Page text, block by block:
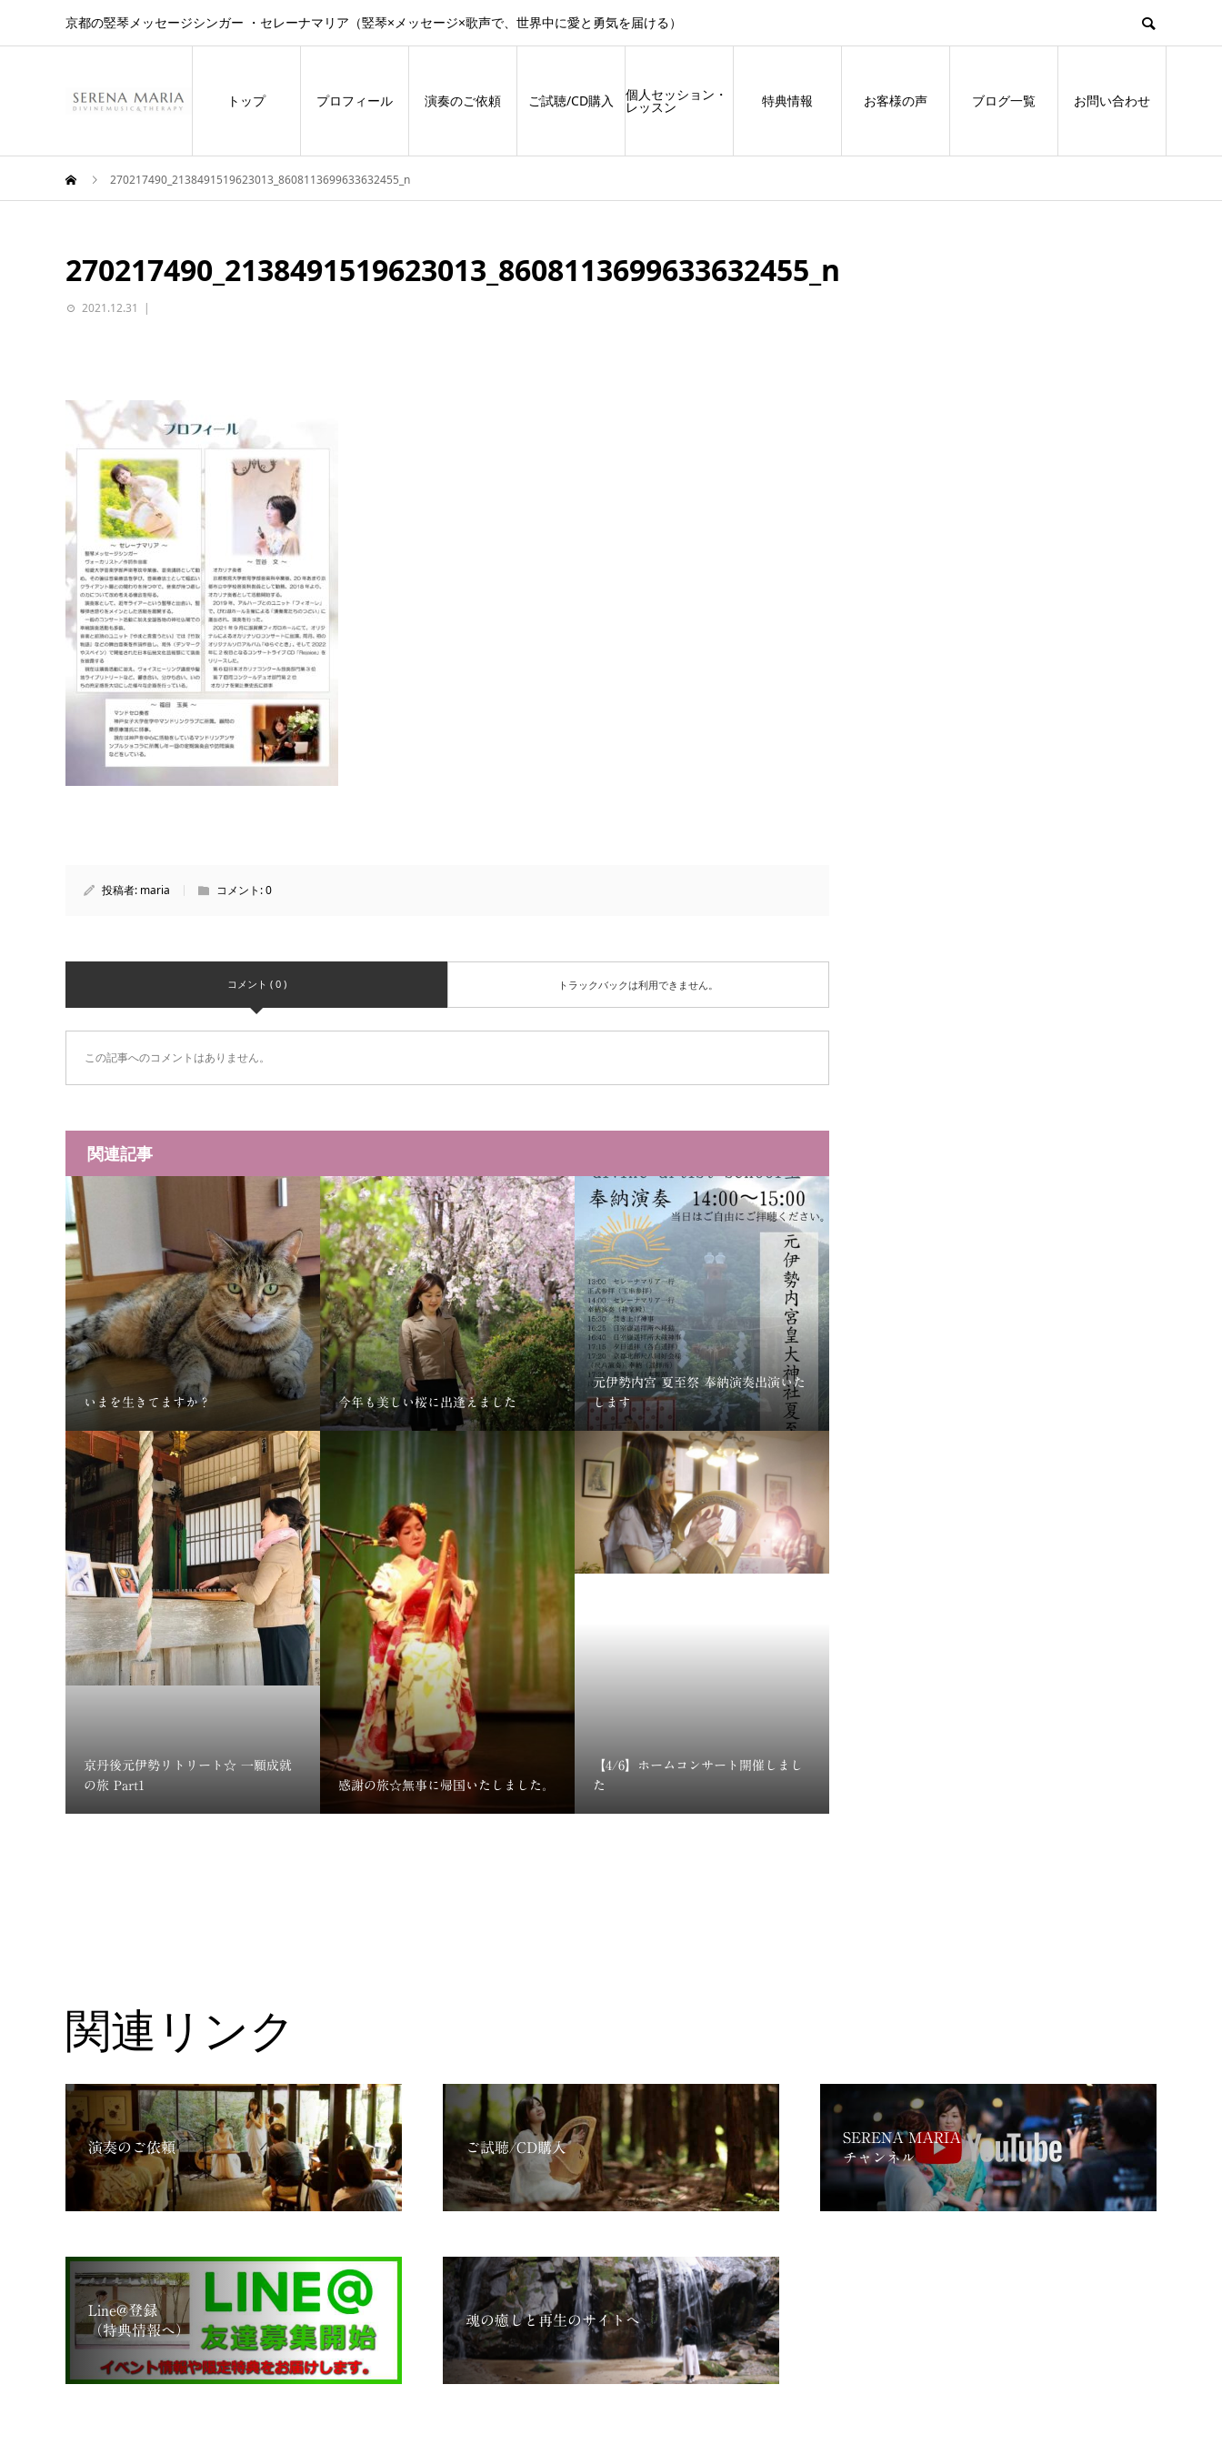
京都の竪琴メッセージシンガー ・セレーナマリア（竪琴×メッセージ×歌声で、世界中に愛と勇気を届ける）
トップ プロフィール 演奏のご依頼 ご試聴/CD購入 個人セッション・
レッスン 特典情報 お客様の声 ブログ一覧 お問い合わせ
270217490_2138491519623013_8608113699633632455_n
270217490_2138491519623013_8608113699633632455_n
2021.12.31
投稿者: maria コメント:0
コメント ( 0 ) トラックバックは利用できません。
この記事へのコメントはありません。
関連記事
いまを生きてますか？ 今年も美しい桜に出逢えました
元伊勢内宮 夏至祭 奉納演奏出演いた
します
京丹後元伊勢リトリート☆ 一願成就
の旅 Part1
感謝の旅☆無事に帰国いたしました。
【4/6】ホームコンサート開催しまし
た
関連リンク
演奏のご依頼 ご試聴/CD購入
SERENA MARIA
チャンネル
Line@登録
（特典情報へ）
魂の癒しと再生のサイトへ